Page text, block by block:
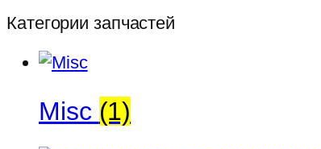
Категории запчастей
Misc (1)